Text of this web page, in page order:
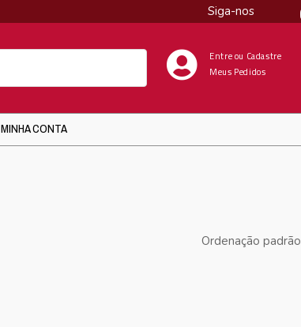
Siga-nos
Entre ou Cadastre
Meus Pedidos
MINHA CONTA